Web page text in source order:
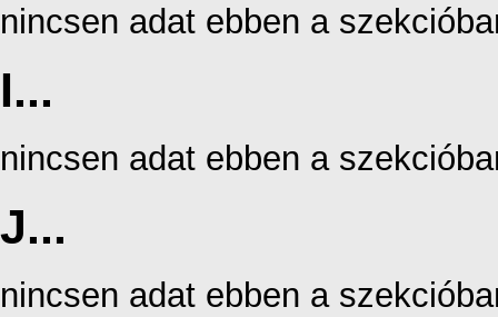
nincsen adat ebben a
I...
nincsen adat ebben a
J...
nincsen adat ebben a